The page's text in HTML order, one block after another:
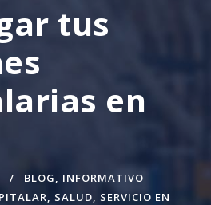
tus
en
BLOG, INFORMATIVO
, SALUD, SERVICIO EN